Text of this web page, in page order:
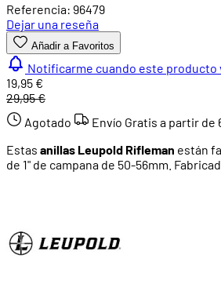
Referencia: 96479
Dejar una reseña
Añadir a Favoritos
Notificarme cuando este producto
19,95 €
29,95 €
Agotado
Envío Gratis a partir de
Estas anillas Leupold Rifleman están
de 1" de campana de 50-56mm.